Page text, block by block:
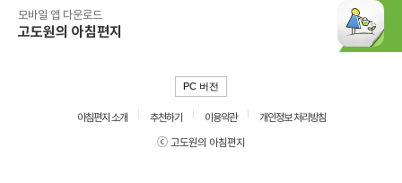
모바일 앱 다운로드
고도원의 아침편지
PC 버전
아침편지 소개 추천하기 이용약관
개인정보 처리방침
ⓒ 고도원의 아침편지